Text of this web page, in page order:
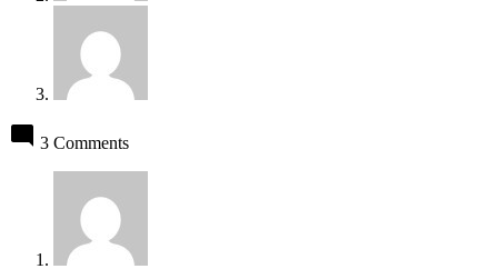
3 Comments